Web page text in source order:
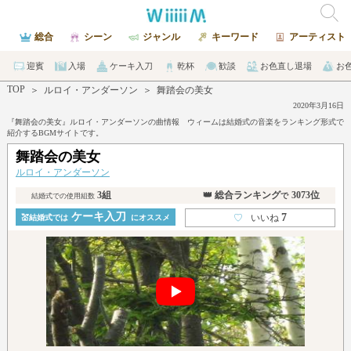
総合 シーン ジャンル キーワード アーティスト
迎賓 入場 ケーキ入刀 乾杯 歓談 お色直し退場 お
TOP ＞ ルロイ・アンダーソン ＞ 舞踏会の美女
2020年3月16日
『舞踏会の美女』ルロイ・アンダーソンの曲情報 ウィームは結婚式の音楽をランキング形式で
紹介するBGMサイトです。
舞踏会の美女
ルロイ・アンダーソン
結婚式での使用組数3組 👑 総合ランキングで 3073位
💒結婚式ではケーキ入刀 にオススメ ♡ いいね7